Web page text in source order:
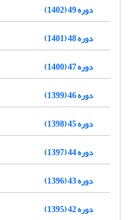
دوره 49 (1402)
دوره 48 (1401)
دوره 47 (1400)
دوره 46 (1399)
دوره 45 (1398)
دوره 44 (1397)
دوره 43 (1396)
دوره 42 (1395)